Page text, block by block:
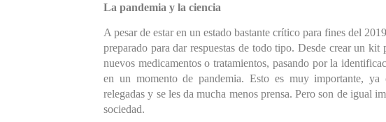
La pandemia y la ciencia
A pesar de estar en un estado bastante crítico para fines del
preparado para dar respuestas de todo tipo. Desde crear un
nuevos medicamentos o tratamientos, pasando por la
en un momento de pandemia. Esto es muy importante, ya
relegadas y se les da mucha menos prensa. Pero son de igual
sociedad.